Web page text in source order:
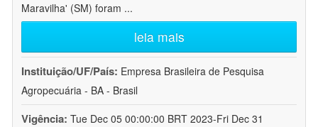
Maravilha' (SM) foram ...
leia mais
Instituição/UF/País: Empresa Brasileira de Pesquisa
Agropecuária - BA - Brasil
Vigência: Tue Dec 05 00:00:00 BRT 2023-Fri Dec 31